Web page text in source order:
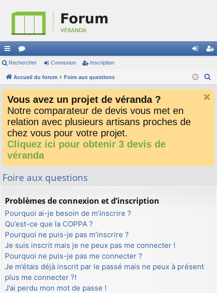
ac
co
ci
or
u
s
ne cri
Rechercher Connexion Inscription
Accueil du forum Foire aux questions
Vous avez un projet de véranda ?
Notre comparateur de devis vous met en
relation avec plusieurs artisans proches de
chez vous pour votre projet.
Cliquez ici pour obtenir 3 devis de
véranda
Foire aux questions
Problèmes de connexion et d’inscription
Pourquoi ai-je besoin de m’inscrire ?
Qu’est-ce que la COPPA ?
Pourquoi ne puis-je pas m’inscrire ?
Je suis inscrit mais je ne peux pas me connecter !
Pourquoi ne puis-je pas me connecter ?
Je m’étais déjà inscrit par le passé mais ne peux à présent
plus me connecter ?!
J’ai perdu mon mot de passe !